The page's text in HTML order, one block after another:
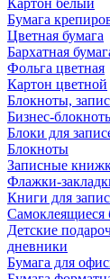
Картон белый
Бумага
Цветная бумага
Бархатная
Фольга цветная
Картон цветной
Блокноты,
Бизнес-
Блоки для
Блокноты
Записные
Флажки-
Книги для
Самоклеящиеся
Детские
дневники
Бумага для